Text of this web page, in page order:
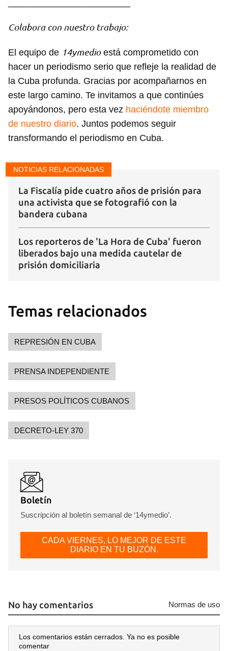
Guardar como favorito
Para poder guardar como favorito, primero has de
iniciar sesión con tu cuenta de 14ymedio.
INICIAR SESIÓN
Colabora con nuestro trabajo:
El equipo de 14ymedioestá comprometido con
hacer un periodismo serio que refleje la realidad de
la Cuba profunda. Gracias por acompañarnos en
este largo camino. Te invitamos a que continúes
apoyándonos, pero esta vez haciéndote miembro
de nuestro diario. Juntos podemos seguir
transformando el periodismo en Cuba.
NOTICIAS RELACIONADAS
La Fiscalía pide cuatro años de prisión para
una activista que se fotografió con la
bandera cubana
Los reporteros de 'La Hora de Cuba' fueron
liberados bajo una medida cautelar de
prisión domiciliaria
Temas relacionados
REPRESIÓN EN CUBA
PRENSA INDEPENDIENTE
PRESOS POLÍTICOS CUBANOS
DECRETO-LEY 370
Boletín
Suscripción al boletín semanal de ‘14ymedio’.
CADA VIERNES, LO MEJOR DE ESTE
DIARIO EN TU BUZÓN.
No hay comentarios Normas de uso
Los comentarios están cerrados. Ya no es posible
comentar